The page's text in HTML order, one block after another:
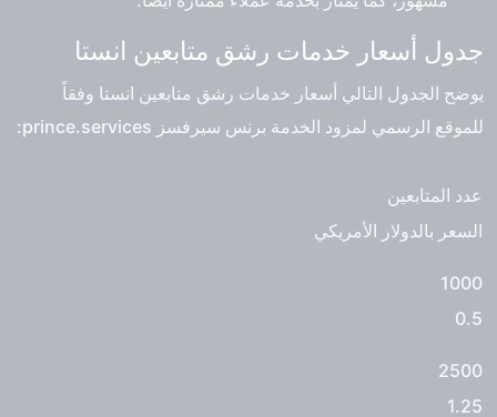
جدول أسعار خدمات رشق متابعين انستا
يوضح الجدول التالي أسعار خدمات رشق متابعين انستا وفقاً
للموقع الرسمي لمزود الخدمة برنس سيرفسز prince.services:
عدد المتابعين
السعر بالدولار الأمريكي
1000
0.5
2500
1.25